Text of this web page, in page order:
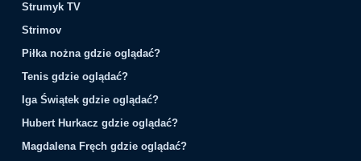
Strumyk TV
Strimov
Piłka nożna gdzie oglądać?
Tenis gdzie oglądać?
Iga Świątek gdzie oglądać?
Hubert Hurkacz gdzie oglądać?
Magdalena Fręch gdzie oglądać?